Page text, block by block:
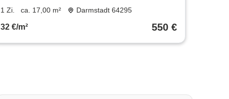
m²
1 Zi. ca. 17,00 m² Darmstadt 64295
32 €/m² 550 €